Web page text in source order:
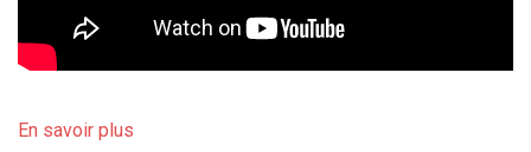
En savoir plus